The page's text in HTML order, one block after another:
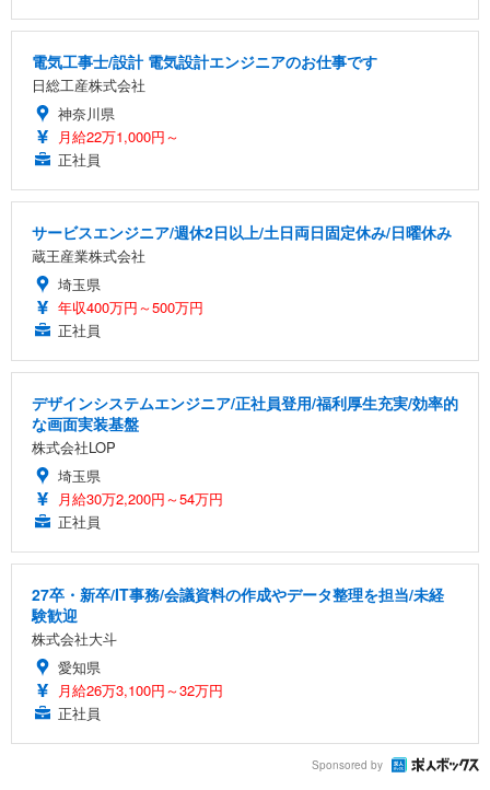
電気工事士/設計 電気設計エンジニアのお仕事です
日総工産株式会社
神奈川県
月給22万1,000円～
正社員
サービスエンジニア/週休2日以上/土日両日固定休み/日曜休み
蔵王産業株式会社
埼玉県
年収400万円～500万円
正社員
デザインシステムエンジニア/正社員登用/福利厚生充実/効率的
な画面実装基盤
株式会社LOP
埼玉県
月給30万2,200円～54万円
正社員
27卒・新卒/IT事務/会議資料の作成やデータ整理を担当/未経
験歓迎
株式会社大斗
愛知県
月給26万3,100円～32万円
正社員
Sponsored by